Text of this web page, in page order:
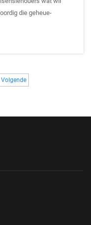
die geheue-
aantreklike
Verbruiker...
Volgende